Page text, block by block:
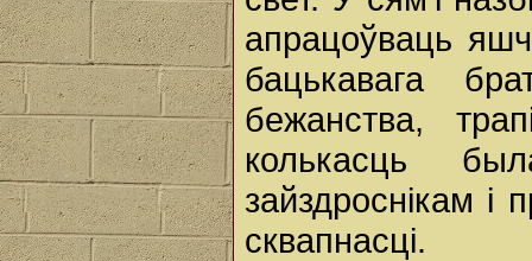
апрацоўваць
бацькавага
бежанства,
колькасць
зайздроснікам
сквапнасці.